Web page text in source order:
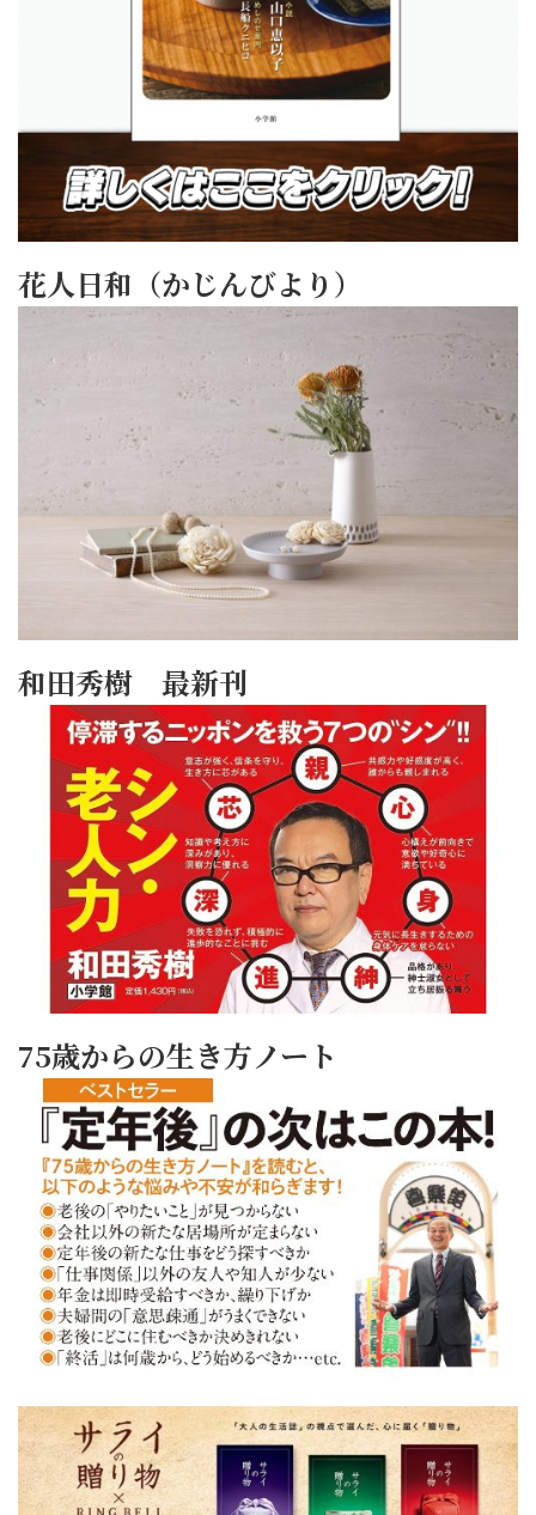
花人日和（かじんびより）
和田秀樹 最新刊
75歳からの生き方ノート